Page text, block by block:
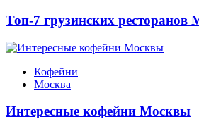
Топ-7 грузинских ресторанов
Кофейни
Москва
Интересные кофейни Москвы